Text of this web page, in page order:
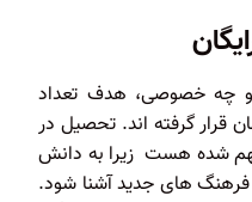
و چه خصوصی، هدف تعداد
قرار گرفته اند. تحصیل در
شده هست زیرا به دانش
فرهنگ های جدید آشنا شود.